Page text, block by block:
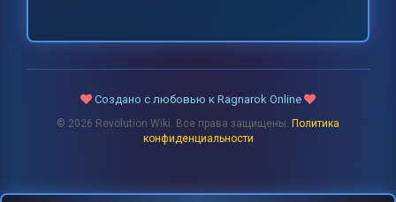
Создано с любовью к Ragnarok Online
© 2026 Revolution Wiki. Все права защищены. Политика
конфиденциальности